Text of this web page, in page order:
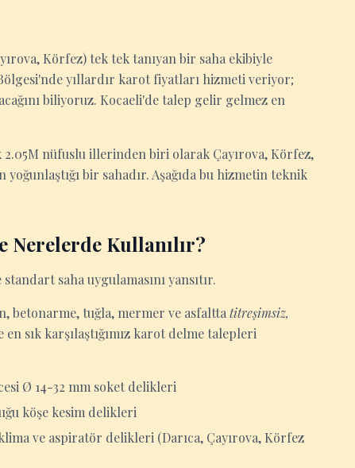
Körfez) tek tek tanıyan bir saha ekibiyle
yıllardır karot fiyatları hizmeti veriyor;
biliyoruz. Kocaeli'de talep gelir gelmez en
2.05M nüfuslu illerinden biri olarak Çayırova, Körfez,
yoğunlaştığı bir sahadır. Aşağıda bu hizmetin teknik
Nerelerde Kullanılır?
saha uygulamasını yansıtır.
betonarme, tuğla, mermer ve asfaltta titreşimsiz,
sık karşılaştığımız karot delme talepleri
Ø 14-32 mm soket delikleri
köşe kesim delikleri
ve aspiratör delikleri (Darıca, Çayırova, Körfez